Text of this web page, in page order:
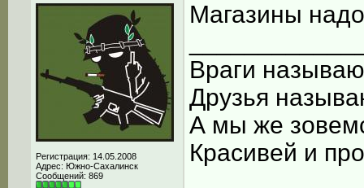
Регистрация: 14.05.2008
Адрес: Южно-Сахалинск
Сообщений: 869
Магазины
Враги
Друзья
А мы же
Красивей и